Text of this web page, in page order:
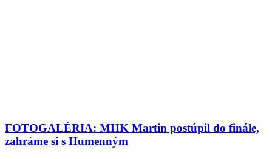
FOTOGALÉRIA: MHK Martin postúpil do finále,
zahráme si s Humenným